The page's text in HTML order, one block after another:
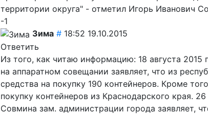
территории округа" - отметил Игорь Иванович
-1
Зима # 18:52 19.10.2015
Ответить
Из того, как читаю информацию: 18 августа 2015
на аппаратном совещании заявляет, что из
средства на покупку 190 контейнеров. Кроме
покупку контейнеров из Краснодарского края.
Совмина зам. администрации города заявляет,